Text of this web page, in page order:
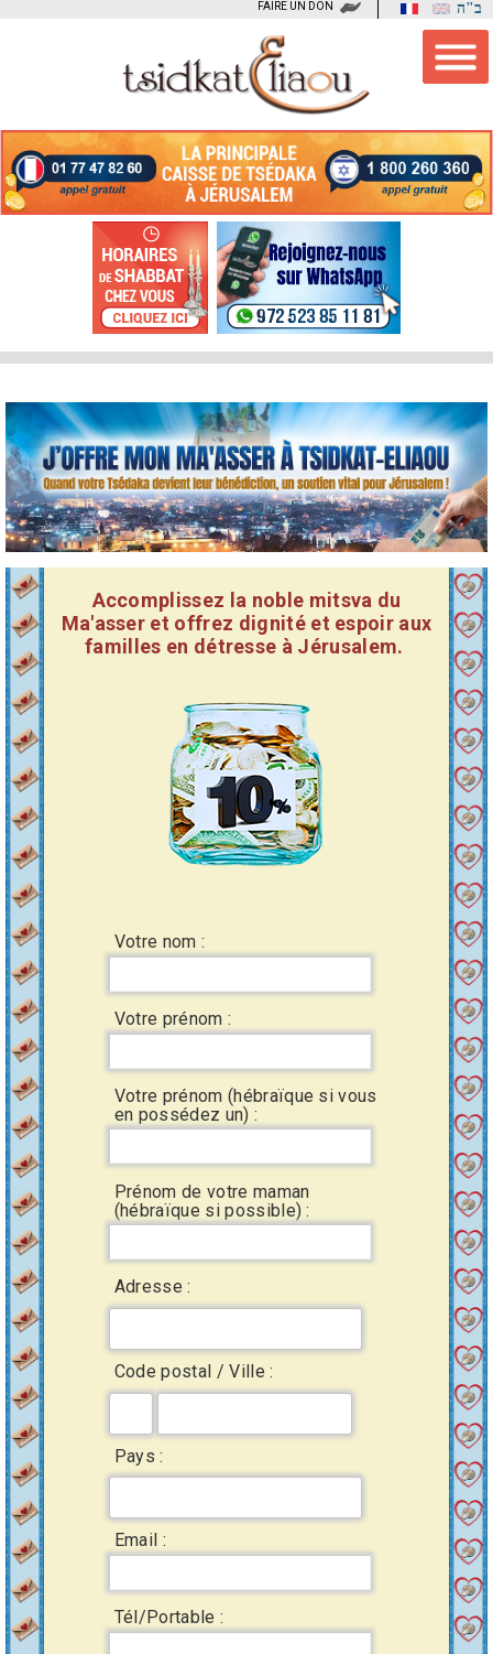
ב"ה FAIRE UN DON
Accomplissez la noble mitsva du
Ma'asser et offrez dignité et espoir aux
familles en détresse à Jérusalem.
Votre nom :
Votre prénom :
Votre prénom (hébraïque si vous
en possédez un) :
Prénom de votre maman
(hébraïque si possible) :
Adresse :
Code postal / Ville :
Pays :
Email :
Tél/Portable :